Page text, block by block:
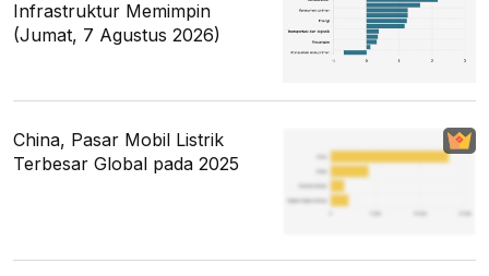
Infrastruktur Memimpin
(Jumat, 7 Agustus 2026)
China, Pasar Mobil Listrik
Terbesar Global pada 2025